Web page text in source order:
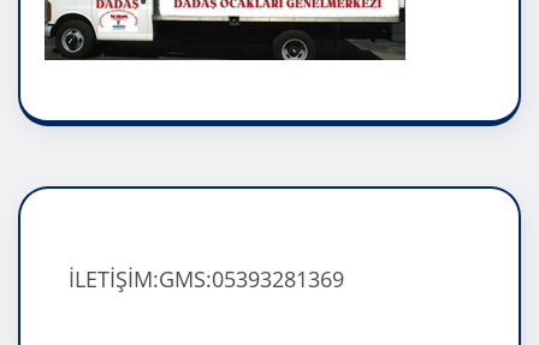
İLETİŞİM:GMS:05393281369